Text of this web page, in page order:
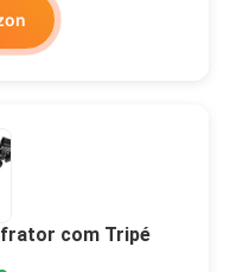
com Tripé